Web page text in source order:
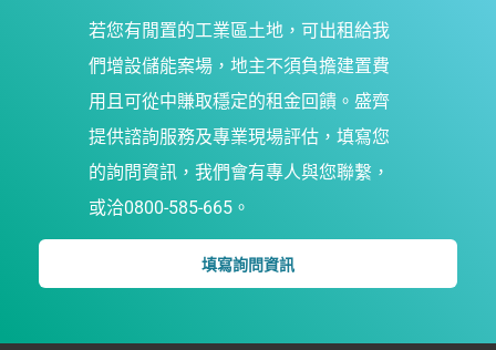
若您有閒置的工業區土地，可出租給我
們增設儲能案場，地主不須負擔建置費
用且可從中賺取穩定的租金回饋。盛齊
提供諮詢服務及專業現場評估，填寫您
的詢問資訊，我們會有專人與您聯繫，
或洽0800-585-665。
填寫詢問資訊